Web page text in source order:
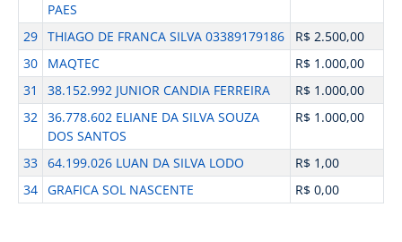
PAES
29 THIAGO DE FRANCA SILVA 03389179186
R$ 2.500,00
30
MAQTEC
R$ 1.000,00
31
38.152.992 JUNIOR CANDIA FERREIRA
R$ 1.000,00
32 36.778.602 ELIANE DA SILVA SOUZA
DOS SANTOS
R$ 1.000,00
33 64.199.026 LUAN DA SILVA LODO
R$ 1,00
34 GRAFICA SOL NASCENTE R$ 0,00